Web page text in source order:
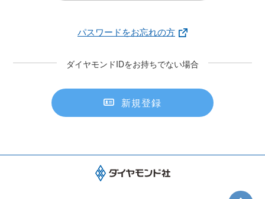
パスワードをお忘れの方
ダイヤモンドIDをお持ちでない場合
新規登録